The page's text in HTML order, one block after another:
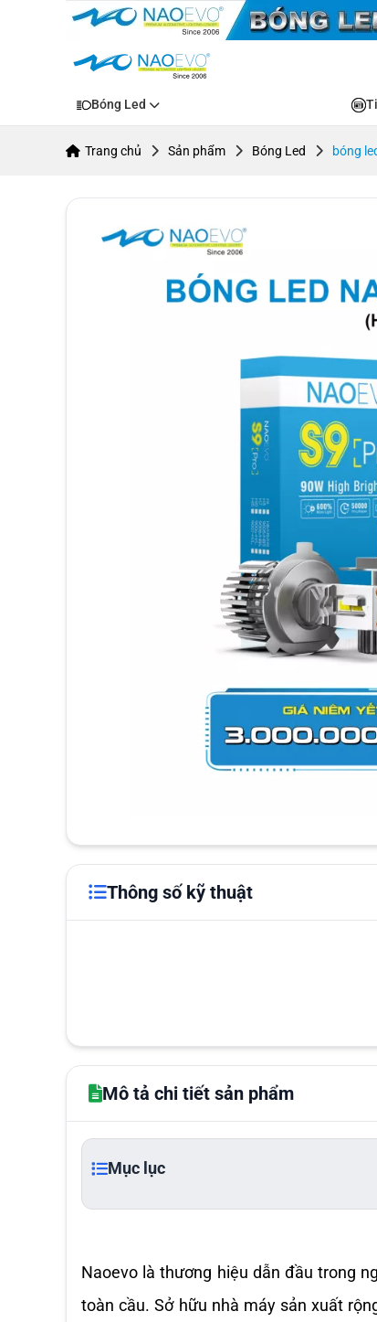
Bóng Led
Trang chủ Sản phẩm Bóng Led bóng
Thông số kỹ thuật
Mô tả chi tiết sản phẩm
Mục lục
Naoevo là thương hiệu dẫn đầu trong
toàn cầu. Sở hữu nhà máy sản xuất